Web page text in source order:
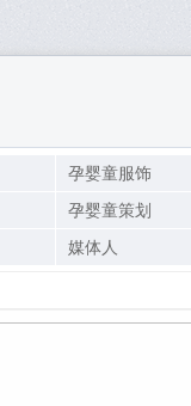
孕婴童服饰
孕婴童策划
媒体人